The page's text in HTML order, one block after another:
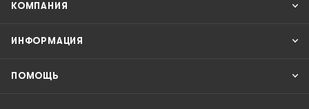
КОМПАНИЯ
ИНФОРМАЦИЯ
ПОМОЩЬ